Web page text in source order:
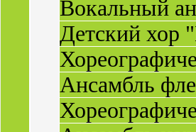
Вокальный
Детский хор
Ансамбль